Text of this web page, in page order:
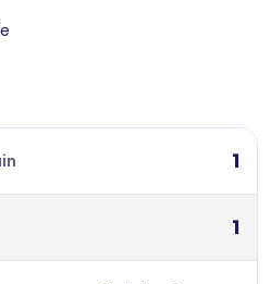
1
1